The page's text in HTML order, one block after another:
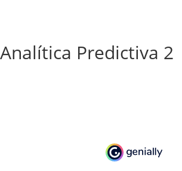
Analítica Predictiva 2